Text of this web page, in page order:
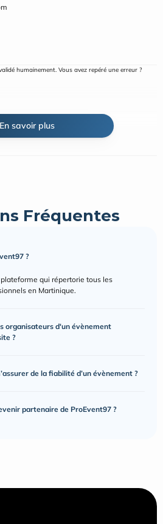
En savoir plus
Fréquentes
?
qui répertorie tous les
en Martinique.
organisateurs d'un évènement
?
de la fiabilité d’un évènement ?
partenaire de ProEvent97 ?